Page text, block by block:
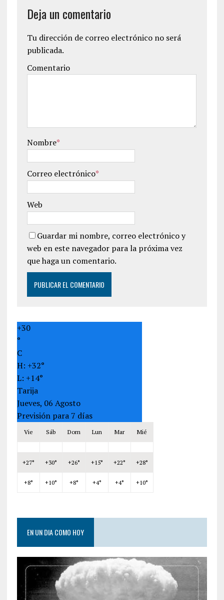
Deja un comentario
Tu dirección de correo electrónico no será
publicada.
Comentario
Nombre*
Correo electrónico*
Web
Guardar mi nombre, correo electrónico y
web en este navegador para la próxima vez
que haga un comentario.
+30
°
C
H: +32°
L: +14°
Tarija
Jueves, 06 Agosto
Previsión para 7 días
Vie Sáb Dom Lun Mar Mié
+27° +30° +26° +15° +22° +28°
+8° +10° +8° +4° +4° +10°
EN UN DIA COMO HOY